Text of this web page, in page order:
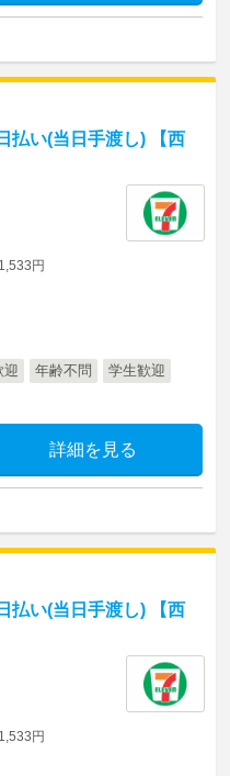
払い(当日手渡し) 【西
円
迎 年齢不問
学生歓迎
詳細を見る
払い(当日手渡し) 【西
円